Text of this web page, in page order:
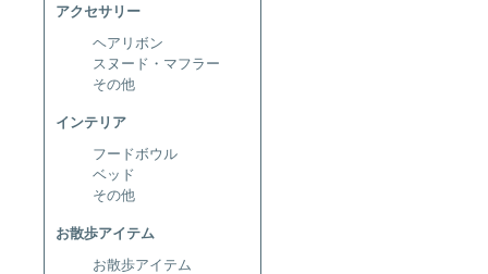
アクセサリー
ヘアリボン
スヌード・マフラー
その他
インテリア
フードボウル
ベッド
その他
お散歩アイテム
お散歩アイテム